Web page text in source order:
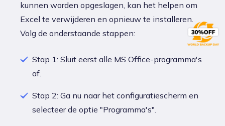
kunnen worden opgeslagen, kan het helpen om
Excel te verwijderen en opnieuw te installeren.
Volg de onderstaande stappen:
Stap 1: Sluit eerst alle MS Office-programma's
af.
Stap 2: Ga nu naar het configuratiescherm en
selecteer de optie "Programma's".